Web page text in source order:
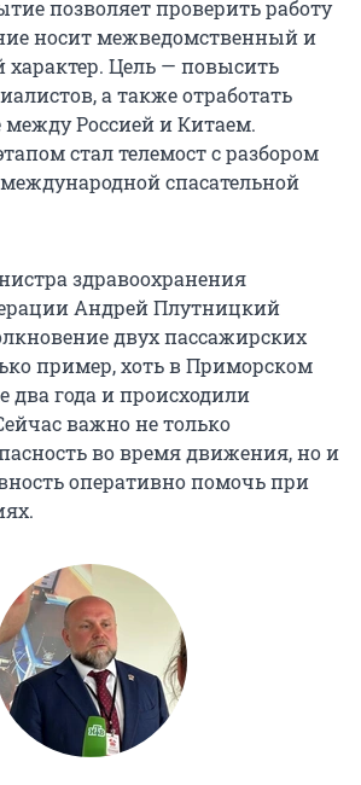
позволяет проверить работу
носит межведомственный и
Цель — повысить
а также отработать
между Россией и Китаем.
стал телемост с разбором
спасательной
здравоохранения
Андрей Плутницкий
двух пассажирских
пример, хоть в Приморском
два года и происходили
важно не только
во время движения, но и
оперативно помочь при